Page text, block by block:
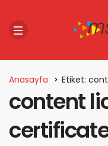
Anasayfa Etiket:
content